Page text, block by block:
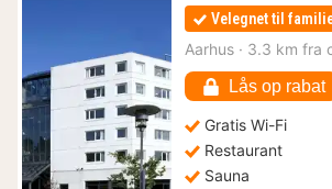
Velegnet til
Aarhus · 3.3 km fra
Lås op rabat
Gratis Wi-Fi
Restaurant
Sauna